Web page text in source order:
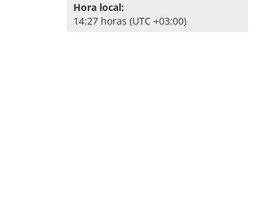
Hora local:
14:27 horas (UTC +03:00)